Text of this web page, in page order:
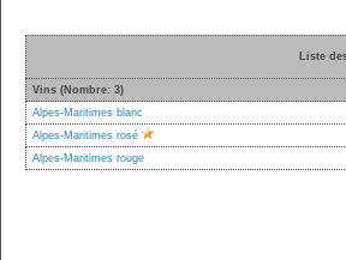
Liste
Vins (Nombre: 3)
Alpes-Maritimes blanc
Alpes-Maritimes rosé
Alpes-Maritimes rouge